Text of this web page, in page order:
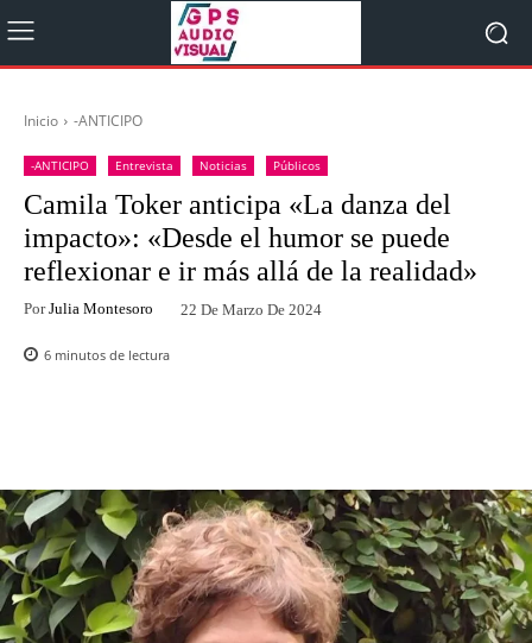
Inicio -ANTICIPO
-ANTICIPO Entrevista Noticias Públicos
Camila Toker anticipa «La danza del
impacto»: «Desde el humor se puede
reflexionar e ir más allá de la realidad»
Por Julia Montesoro 22 De Marzo De 2024
6 minutos de lectura